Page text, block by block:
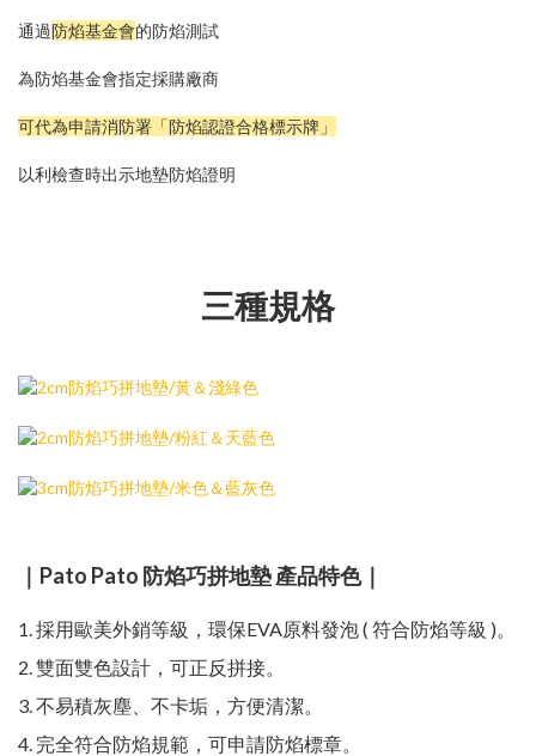
通過防焰基金會的防焰測試
為防焰基金會指定採購廠商
可代為申請消防署「防焰認證合格標示牌」
以利檢查時出示地墊防焰證明
三種規格
｜Pato Pato 防焰巧拼地墊 產品特色｜
1. 採用歐美外銷等級，環保EVA原料發泡 ( 符合防焰等級 )。
2. 雙面雙色設計，可正反拼接。
3. 不易積灰塵、不卡垢，方便清潔。
4. 完全符合防焰規範，可申請防焰標章。